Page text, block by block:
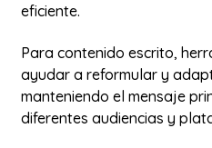
eficiente.
Para contenido escrito,
ayudar a reformular y
manteniendo el mensaje
diferentes audiencias y